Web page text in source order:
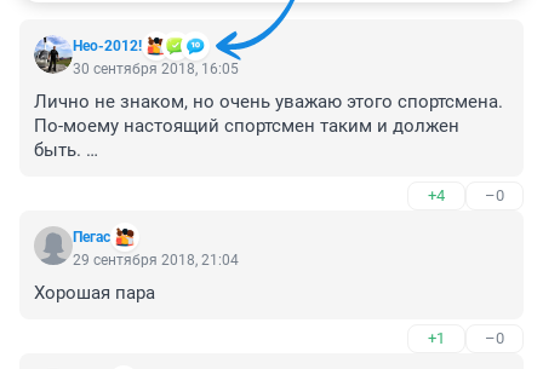
Нео-2012!
30 сентября 2018, 16:05
Лично не знаком, но очень уважаю этого спортсмена.
По-моему настоящий спортсмен таким и должен
быть.
Своим большим трудом добился всех своих титулов.
Не уехал ни в Москву ни в Канаду. Патриот своего
города.
Очень уважаю.
+4 –0
Пегас
29 сентября 2018, 21:04
Хорошая пара
+1 –0